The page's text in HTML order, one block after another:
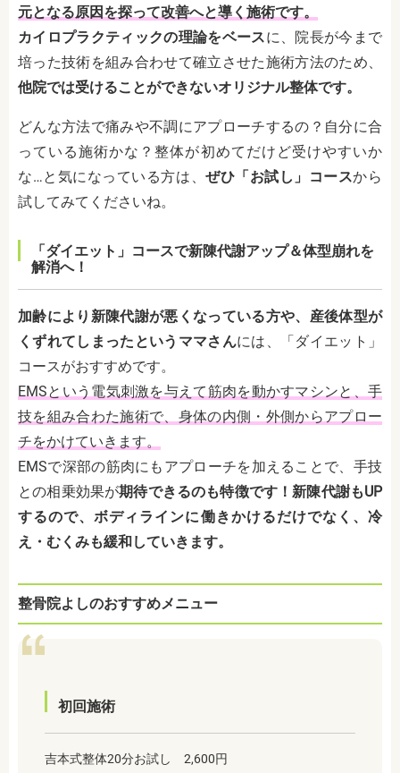
元となる原因を探って改善へと導く施術です。
カイロプラクティックの理論をベースに、院長が今まで
培った技術を組み合わせて確立させた施術方法のため、
他院では受けることができないオリジナル整体です。
どんな方法で痛みや不調にアプローチするの？自分に合
っている施術かな？整体が初めてだけど受けやすいか
な…と気になっている方は、ぜひ「お試し」コースから
試してみてくださいね。
「ダイエット」コースで新陳代謝アップ＆体型崩れを
解消へ！
加齢により新陳代謝が悪くなっている方や、産後体型が
くずれてしまったというママさんには、「ダイエット」
コースがおすすめです。
EMSという電気刺激を与えて筋肉を動かすマシンと、手
技を組み合わた施術で、身体の内側・外側からアプロー
チをかけていきます。
EMSで深部の筋肉にもアプローチを加えることで、手技
との相乗効果が期待できるのも特徴です！新陳代謝もUP
するので、ボディラインに働きかけるだけでなく、冷
え・むくみも緩和していきます。
整骨院よしのおすすめメニュー
初回施術
吉本式整体20分お試し 2,600円